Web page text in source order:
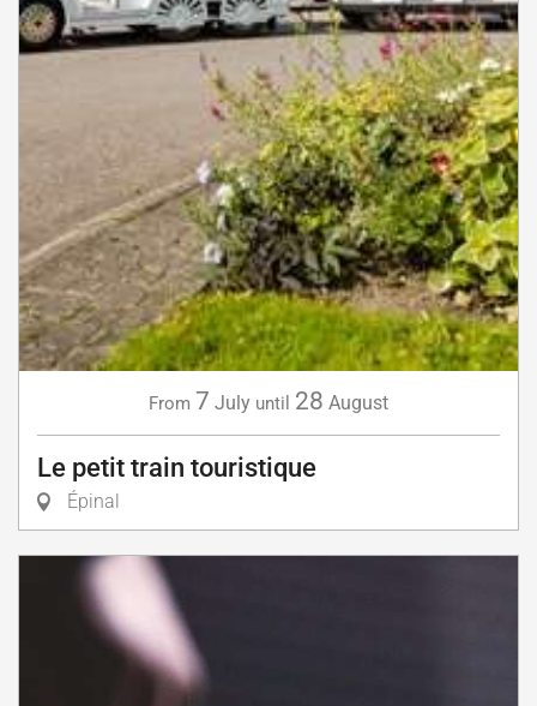
From 7 July until 28 August
Le petit train touristique
Épinal